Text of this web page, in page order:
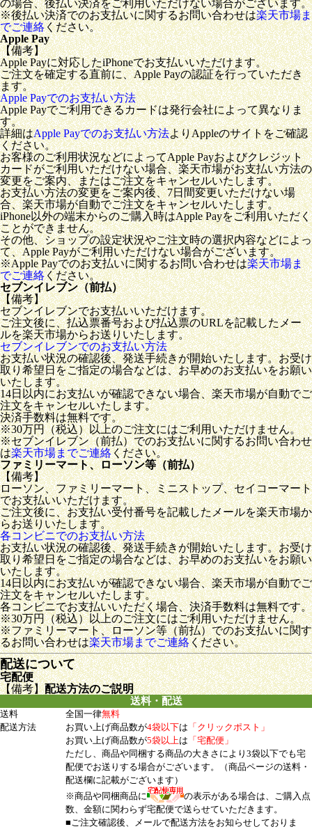
の場合、後払い決済をご利用いただけない場合がございます。
※後払い決済でのお支払いに関するお問い合わせは楽天市場ま
でご連絡ください。
Apple Pay
【備考】
Apple Payに対応したiPhoneでお支払いいただけます。
ご注文を確定する直前に、Apple Payの認証を行っていただき
ます。
Apple Payでのお支払い方法
Apple Payでご利用できるカードは発行会社によって異なりま
す。
詳細はApple Payでのお支払い方法よりAppleのサイトをご確認
ください。
お客様のご利用状況などによってApple Payおよびクレジット
カードがご利用いただけない場合、楽天市場がお支払い方法の
変更をご案内、またはご注文をキャンセルいたします。
お支払い方法の変更をご案内後、7日間変更いただけない場
合、楽天市場が自動でご注文をキャンセルいたします。
iPhone以外の端末からのご購入時はApple Payをご利用いただく
ことができません。
その他、ショップの設定状況やご注文時の選択内容などによっ
て、Apple Payがご利用いただけない場合がございます。
※Apple Payでのお支払いに関するお問い合わせは楽天市場ま
でご連絡ください。
セブンイレブン（前払）
【備考】
セブンイレブンでお支払いいただけます。
ご注文後に、払込票番号および払込票のURLを記載したメー
ルを楽天市場からお送りいたします。
セブンイレブンでのお支払い方法
お支払い状況の確認後、発送手続きが開始いたします。お受け
取り希望日をご指定の場合などは、お早めのお支払いをお願い
いたします。
14日以内にお支払いが確認できない場合、楽天市場が自動でご
注文をキャンセルいたします。
決済手数料は無料です。
※30万円（税込）以上のご注文にはご利用いただけません。
※セブンイレブン（前払）でのお支払いに関するお問い合わせ
は楽天市場までご連絡ください。
ファミリーマート、ローソン等（前払）
【備考】
ローソン、ファミリーマート、ミニストップ、セイコーマート
でお支払いいただけます。
ご注文後に、お支払い受付番号を記載したメールを楽天市場か
らお送りいたします。
各コンビニでのお支払い方法
お支払い状況の確認後、発送手続きが開始いたします。お受け
取り希望日をご指定の場合などは、お早めのお支払いをお願い
いたします。
14日以内にお支払いが確認できない場合、楽天市場が自動でご
注文をキャンセルいたします。
各コンビニでお支払いいただく場合、決済手数料は無料です。
※30万円（税込）以上のご注文にはご利用いただけません。
※ファミリーマート、ローソン等（前払）でのお支払いに関す
るお問い合わせは楽天市場までご連絡ください。
配送について
宅配便
【備考】配送方法のご説明
送料・配送
送料 全国一律無料
配送方法
お買い上げ商品数が4袋以下は 「クリックポスト」
お買い上げ商品数が5袋以上は 「宅配便」
ただし、商品や同梱する商品の大きさにより3袋以下でも宅
配便でお送りする場合がございます。（商品ページの送料・
配送欄に記載がございます）
※商品や同梱商品に
の表示がある場合は、ご購入点
数、金額に関わらず宅配便で送らせていただきます。
■ご注文確認後、メールで配送方法をお知らせしておりま